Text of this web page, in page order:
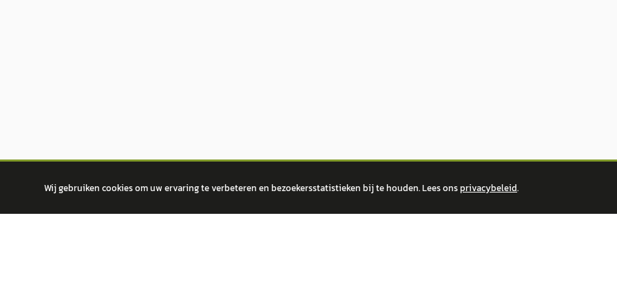
Wij gebruiken cookies om uw ervaring te verbeteren en bezoekersstatistieken bij te houden. Lees onsprivacybeleid.